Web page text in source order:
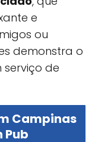
e
ou
demonstra o
de
Campinas
Pub